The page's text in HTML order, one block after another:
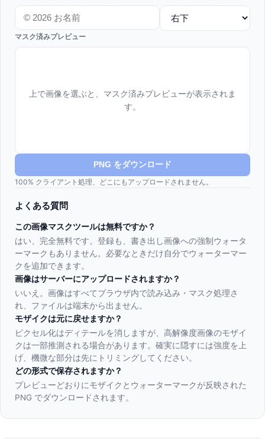
マスク済みプレビュー
上で画像を選ぶと、マスク済みプレビューが表示されま
す。
PNG をダウンロード
100% クライアント処理、どこにもアップロードされません。
よくある質問
この画像マスクツールは無料ですか？
はい、完全無料です。登録も、書き出し画像への強制ウォータ
ーマークもありません。必要なときだけ自分でウォーターマー
クを追加できます。
画像はサーバーにアップロードされますか？
いいえ。画像はすべてブラウザ内で読み込み・マスク処理さ
れ、ファイルは端末から出ません。
モザイクは元に戻せますか？
ピクセル化はディテールを消しますが、高解像度画像のモザイ
クは一部推測される場合があります。確実に隠すには強度を上
げ、機微な部分は先にトリミングしてください。
どの形式で保存されますか？
プレビューどおりにモザイクとウォーターマークが反映された
PNG でダウンロードされます。